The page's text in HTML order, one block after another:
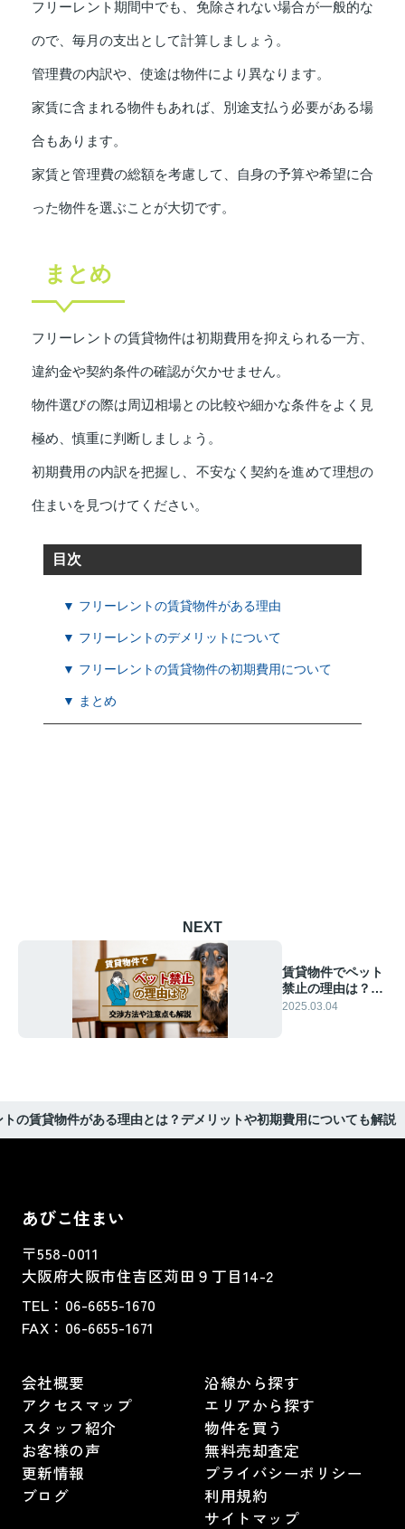
フリーレント期間中でも、免除されない場合が一般的な
ので、毎月の支出として計算しましょう。
管理費の内訳や、使途は物件により異なります。
家賃に含まれる物件もあれば、別途支払う必要がある場
合もあります。
家賃と管理費の総額を考慮して、自身の予算や希望に合
った物件を選ぶことが大切です。
まとめ
フリーレントの賃貸物件は初期費用を抑えられる一方、
違約金や契約条件の確認が欠かせません。
物件選びの際は周辺相場との比較や細かな条件をよく見
極め、慎重に判断しましょう。
初期費用の内訳を把握し、不安なく契約を進めて理想の
住まいを見つけてください。
目次
▼ フリーレントの賃貸物件がある理由
▼ フリーレントのデメリットについて
▼ フリーレントの賃貸物件の初期費用について
▼ まとめ
NEXT
賃貸物件でペット
禁止の理由は？交
渉方法や注意点も
2025.03.04
トの賃貸物件がある理由とは？デメリットや初期費用についても解説
あびこ住まい
〒558-0011
大阪府大阪市住吉区苅田９丁目14-2
TEL： 06-6655-1670
FAX： 06-6655-1671
会社概要
アクセスマップ
スタッフ紹介
お客様の声
更新情報
ブログ
沿線から探す
エリアから探す
物件を買う
無料売却査定
プライバシーポリシー
利用規約
サイトマップ